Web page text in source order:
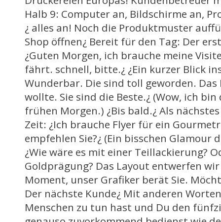
Halb 9: Computer an, Bildschirme an,
¿ alles an! Noch die Produktmuster
Shop öffnen¿ Bereit für den Tag: Der
¿Guten Morgen, ich brauche meine
fährt. schnell, bitte.¿ ¿Ein kurzer Blick ins
Wunderbar. Die sind toll geworden. Das
wollte. Sie sind die Beste.¿ (Wow, ich
frühen Morgen.) ¿Bis bald.¿ Als
Zeit: ¿Ich brauche Flyer für ein
empfehlen Sie?¿ (Ein bisschen Glamour
¿Wie wäre es mit einer Teillackierung?
Goldprägung? Das Layout entwerfen
Moment, unser Grafiker berät Sie.
Der nächste Kunde¿ Mit anderen
Menschen zu tun hast und Du den